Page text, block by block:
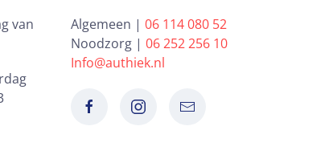
Algemeen | 06 114 080 52
Noodzorg | 06 252 256 10
Info@authiek.nl
van